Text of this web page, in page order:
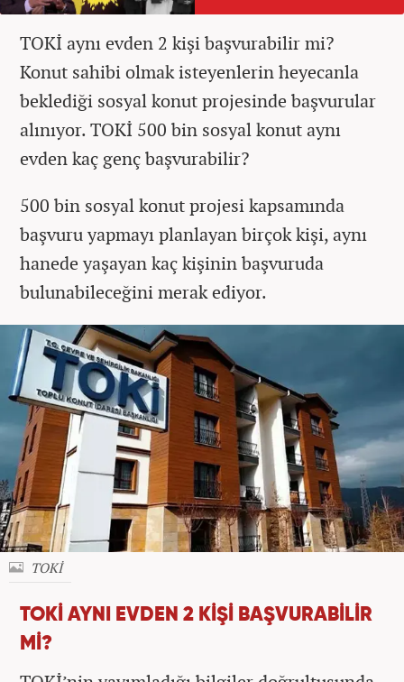
TOKİ aynı evden 2 kişi başvurabilir mi?
Konut sahibi olmak isteyenlerin heyecanla
beklediği sosyal konut projesinde başvurular
alınıyor. TOKİ 500 bin sosyal konut aynı
evden kaç genç başvurabilir?
500 bin sosyal konut projesi kapsamında
başvuru yapmayı planlayan birçok kişi, aynı
hanede yaşayan kaç kişinin başvuruda
bulunabileceğini merak ediyor.
TOKİ
TOKİ AYNI EVDEN 2 KİŞİ BAŞVURABİLİR
Mİ?